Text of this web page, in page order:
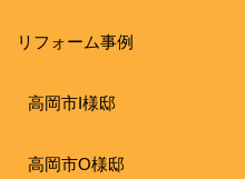
リフォーム事例
高岡市I様邸
高岡市O様邸